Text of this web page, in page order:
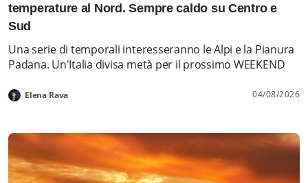
temperature al Nord. Sempre caldo su Centro e
Sud
Una serie di temporali interesseranno le Alpi e la Pianura
Padana. Un'Italia divisa metà per il prossimo WEEKEND
Elena Rava 04/08/2026